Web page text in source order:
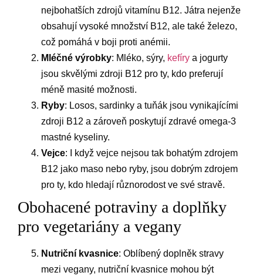
nejbohatších zdrojů vitamínu B12. Játra nejenže
obsahují vysoké množství B12, ale také železo,
což pomáhá v boji proti anémii.
Mléčné výrobky: Mléko, sýry, kefíry a jogurty
jsou skvělými zdroji B12 pro ty, kdo preferují
méně masité možnosti.
Ryby: Losos, sardinky a tuňák jsou vynikajícími
zdroji B12 a zároveň poskytují zdravé omega-3
mastné kyseliny.
Vejce: I když vejce nejsou tak bohatým zdrojem
B12 jako maso nebo ryby, jsou dobrým zdrojem
pro ty, kdo hledají různorodost ve své stravě.
Obohacené potraviny a doplňky
pro vegetariány a vegany
Nutriční kvasnice: Oblíbený doplněk stravy
mezi vegany, nutriční kvasnice mohou být